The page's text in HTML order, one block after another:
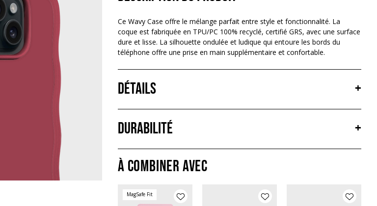
Ce Wavy Case offre le mélange parfait entre style et fonctionnalité. La
coque est fabriquée en TPU/PC 100% recyclé, certifié GRS, avec une surface
dure et lisse. La silhouette ondulée et ludique qui entoure les bords du
téléphone offre une prise en main supplémentaire et confortable.
Détails +
Durabilité
+
À combiner avec
MagSafe Fit